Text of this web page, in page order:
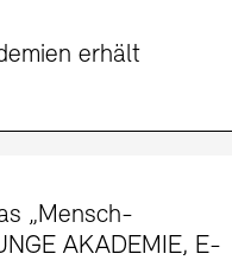
erhält
„Mensch-
AKADEMIE, E-